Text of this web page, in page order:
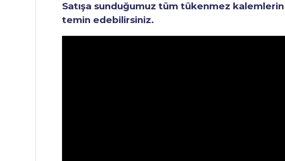
Satışa sunduğumuz tüm tükenmez
temin edebilirsiniz.